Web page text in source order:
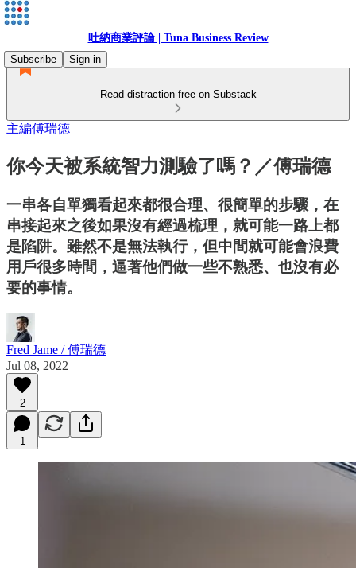
吐納商業評論 | Tuna Business Review
Subscribe
Sign in
Read distraction-free on Substack
主編傅瑞德
你今天被系統智力測驗了嗎？／傅瑞德
一串各自單獨看起來都很合理、很簡單的步驟，在
串接起來之後如果沒有經過梳理，就可能一路上都
是陷阱。雖然不是無法執行，但中間就可能會浪費
用戶很多時間，逼著他們做一些不熟悉、也沒有必
要的事情。
Fred Jame / 傅瑞德
Jul 08, 2022
2
1